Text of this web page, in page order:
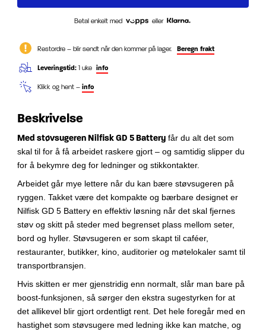
Betal enkelt med eller
Restordre – blir sendt når den kommer på lager. Beregn frakt
Leveringstid: 1 uke info
Klikk og hent – info
Beskrivelse
Med støvsugeren Nilfisk GD 5 Battery får du alt det som
skal til for å få arbeidet raskere gjort – og samtidig slipper du
for å bekymre deg for ledninger og stikkontakter.
Arbeidet går mye lettere når du kan bære støvsugeren på
ryggen. Takket være det kompakte og bærbare designet er
Nilfisk GD 5 Battery en effektiv løsning når det skal fjernes
støv og skitt på steder med begrenset plass mellom seter,
bord og hyller. Støvsugeren er som skapt til caféer,
restauranter, butikker, kino, auditorier og møtelokaler samt til
transportbransjen.
Hvis skitten er mer gjenstridig enn normalt, slår man bare på
boost-funksjonen, så sørger den ekstra sugestyrken for at
det allikevel blir gjort ordentligt rent. Det hele foregår med en
hastighet som støvsugere med ledning ikke kan matche, og